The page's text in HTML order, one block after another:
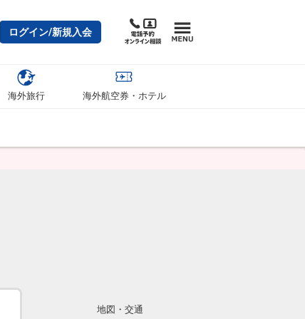
ログイン/新規入会
海外旅行 海外航空券・ホテル
地図・交通